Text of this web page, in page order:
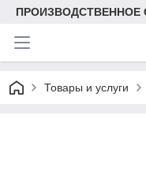
ПРОИЗВОДСТВЕННОЕ
Товары и услуги